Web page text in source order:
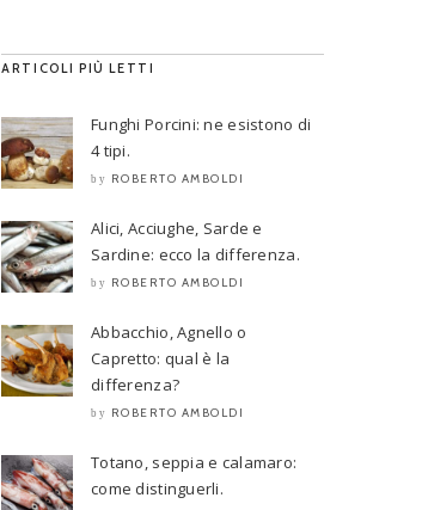
ARTICOLI PIÙ LETTI
Funghi Porcini: ne esistono di
4 tipi.
by ROBERTO AMBOLDI
Alici, Acciughe, Sarde e
Sardine: ecco la differenza.
by ROBERTO AMBOLDI
Abbacchio, Agnello o
Capretto: qual è la
differenza?
by ROBERTO AMBOLDI
Totano, seppia e calamaro:
come distinguerli.